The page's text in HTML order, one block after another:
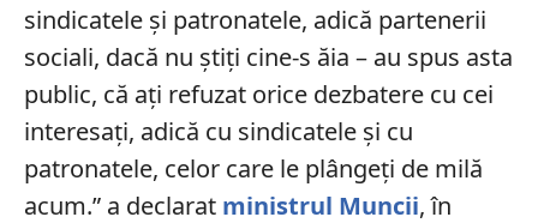
sindicatele şi patronatele, adică partenerii
sociali, dacă nu ştiţi cine-s ăia – au spus asta
public, că aţi refuzat orice dezbatere cu cei
interesaţi, adică cu sindicatele şi cu
patronatele, celor care le plângeţi de milă
acum.” a declarat ministrul Muncii, în